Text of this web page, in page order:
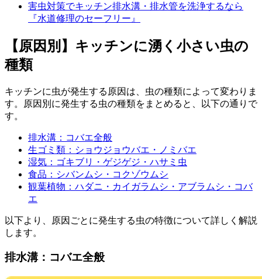
害虫対策でキッチン排水溝・排水管を洗浄するなら
『水道修理のセーフリー』
【原因別】キッチンに湧く小さい虫の
種類
キッチンに虫が発生する原因は、虫の種類によって変わりま
す。原因別に発生する虫の種類をまとめると、以下の通りで
す。
排水溝：コバエ全般
生ゴミ類：ショウジョウバエ・ノミバエ
湿気：ゴキブリ・ゲジゲジ・ハサミ虫
食品：シバンムシ・コクゾウムシ
観葉植物：ハダニ・カイガラムシ・アブラムシ・コバ
エ
以下より、原因ごとに発生する虫の特徴について詳しく解説
します。
排水溝：コバエ全般